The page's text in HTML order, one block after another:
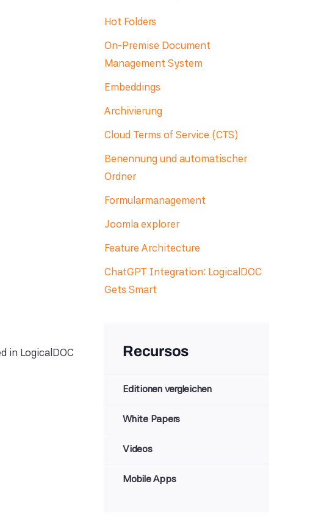
in LogicalDOC
Hot Folders
On-Premise Document
Management System
Embeddings
Archivierung
Cloud Terms of Service (CTS)
Benennung und automatischer
Ordner
Formularmanagement
Joomla explorer
Feature Architecture
ChatGPT Integration: LogicalDOC
Gets Smart
Recursos
Editionen vergleichen
White Papers
Videos
Mobile Apps